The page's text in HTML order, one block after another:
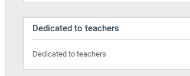
Dedicated to teachers
Dedicated to teachers